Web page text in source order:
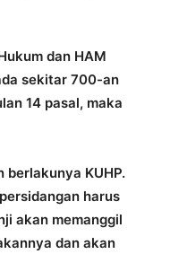
dan HAM
sekitar 700-an
14 pasal, maka
berlakunya KUHP.
harus
akan memanggil
dan akan